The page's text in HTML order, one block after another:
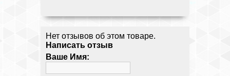
Нет отзывов об этом товаре.
Написать отзыв
Ваше Имя: